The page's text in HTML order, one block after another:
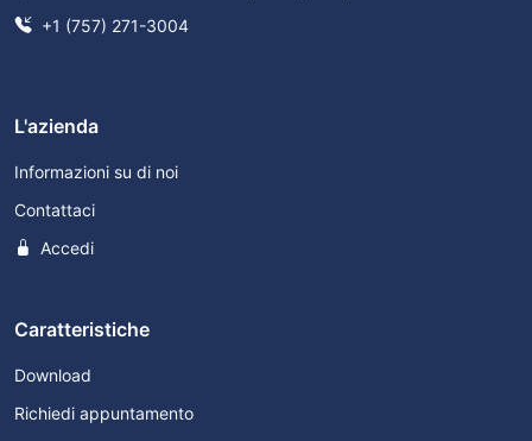
+1 (757) 271-3004
L'azienda
Informazioni su di noi
Contattaci
Accedi
Caratteristiche
Download
Richiedi appuntamento